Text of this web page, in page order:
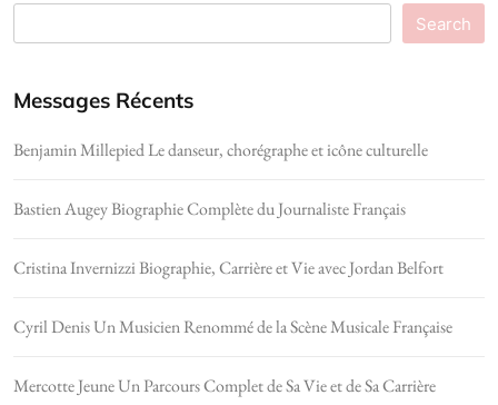
Search
Messages Récents
Benjamin Millepied Le danseur, chorégraphe et icône culturelle
Bastien Augey Biographie Complète du Journaliste Français
Cristina Invernizzi Biographie, Carrière et Vie avec Jordan Belfort
Cyril Denis Un Musicien Renommé de la Scène Musicale Française
Mercotte Jeune Un Parcours Complet de Sa Vie et de Sa Carrière